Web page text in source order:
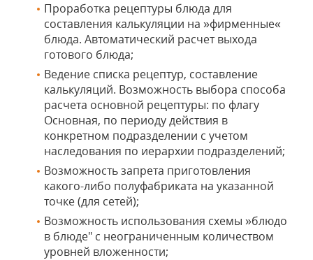
Проработка рецептуры блюда для
составления калькуляции на »фирменные«
блюда. Автоматический расчет выхода
готового блюда;
Ведение списка рецептур, составление
калькуляций. Возможность выбора способа
расчета основной рецептуры: по флагу
Основная, по периоду действия в
конкретном подразделении с учетом
наследования по иерархии подразделений;
Возможность запрета приготовления
какого-либо полуфабриката на указанной
точке (для сетей);
Возможность использования схемы »блюдо
в блюде" с неограниченным количеством
уровней вложенности;